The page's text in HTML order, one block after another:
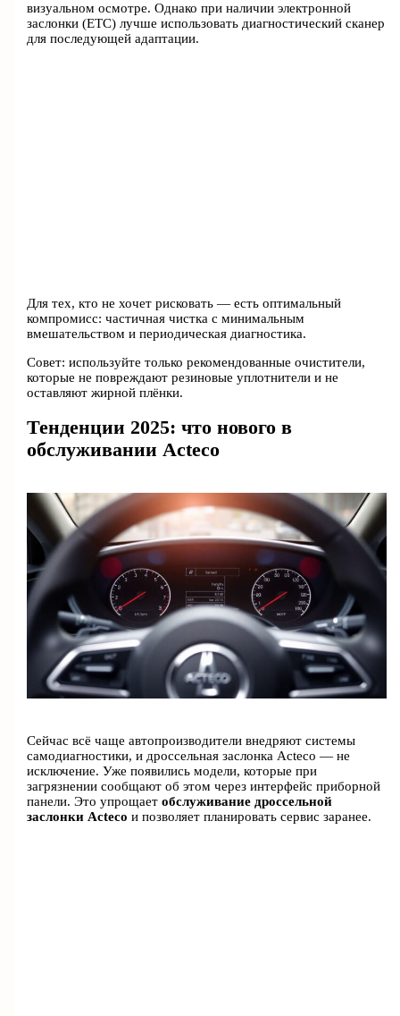
визуальном осмотре. Однако при наличии электронной
заслонки (ETC) лучше использовать диагностический сканер
для последующей адаптации.
Для тех, кто не хочет рисковать — есть оптимальный
компромисс: частичная чистка с минимальным
вмешательством и периодическая диагностика.
Совет: используйте только рекомендованные очистители,
которые не повреждают резиновые уплотнители и не
оставляют жирной плёнки.
Тенденции 2025: что нового в
обслуживании Acteco
Сейчас всё чаще автопроизводители внедряют системы
самодиагностики, и дроссельная заслонка Acteco — не
исключение. Уже появились модели, которые при
загрязнении сообщают об этом через интерфейс приборной
панели. Это упрощаетобслуживание дроссельной
заслонки Acteco и позволяет планировать сервис заранее.